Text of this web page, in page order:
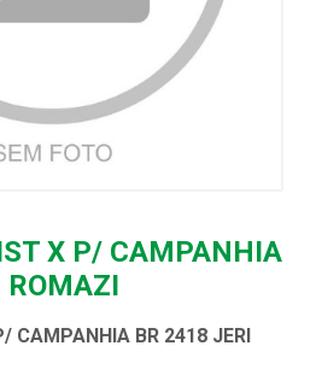
X P/ CAMPANHIA
ROMAZI
CAMPANHIA BR 2418 JERI